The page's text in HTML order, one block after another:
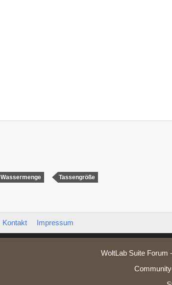
Wassermenge Tassengröße
Kontakt Impressum
WoltLab Suite Forum